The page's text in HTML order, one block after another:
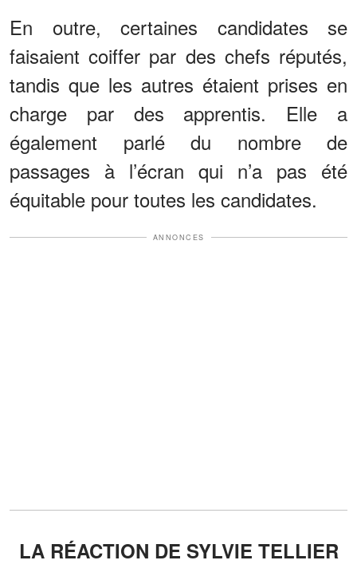
En outre, certaines candidates se
faisaient coiffer par des chefs réputés,
tandis que les autres étaient prises en
charge par des apprentis. Elle a
également parlé du nombre de
passages à l’écran qui n’a pas été
équitable pour toutes les candidates.
ANNONCES
LA RÉACTION DE SYLVIE TELLIER